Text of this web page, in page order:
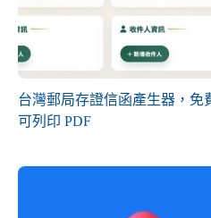
台灣郵局存證信函產生器，免
可列印 PDF